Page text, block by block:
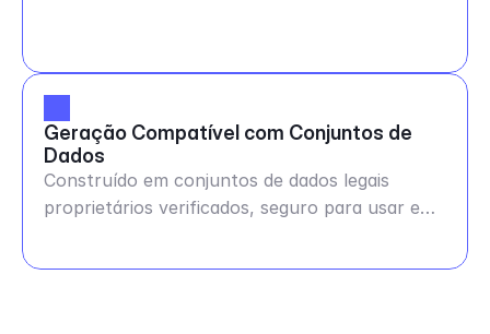
Geração Compatível com Conjuntos de
Dados
Construído em conjuntos de dados legais
proprietários verificados, seguro para usar em